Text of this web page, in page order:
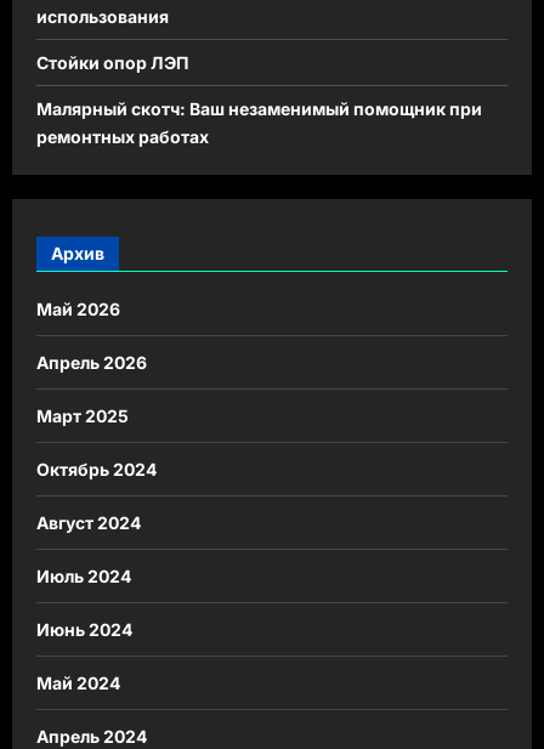
использования
Стойки опор ЛЭП
Малярный скотч: Ваш незаменимый помощник при
ремонтных работах
Архив
Май 2026
Апрель 2026
Март 2025
Октябрь 2024
Август 2024
Июль 2024
Июнь 2024
Май 2024
Апрель 2024